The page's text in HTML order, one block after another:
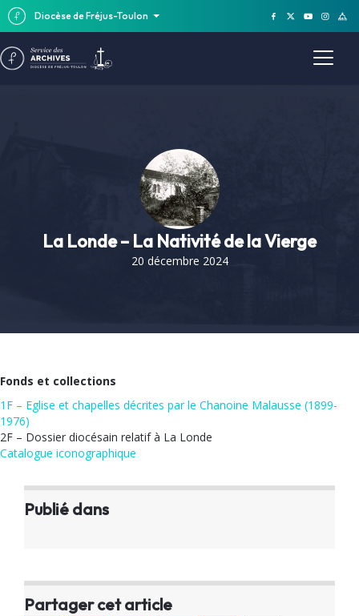
Diocèse de Fréjus-Toulon
La Londe – La Nativité de la Vierge
20 décembre 2024
Fonds et collections
1F – Eglise et chapelles décrites par le Chanoine Malausse (1899-
1976)
2F – Dossier diocésain relatif à La Londe
Catalogue iconographique
Publié dans
Partager cet article